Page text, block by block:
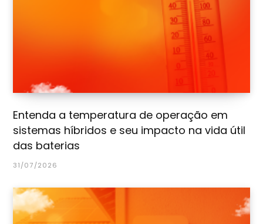
Entenda a temperatura de operação em
sistemas híbridos e seu impacto na vida útil
das baterias
31/07/2026